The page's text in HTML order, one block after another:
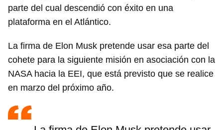
parte del cual descendió con éxito en una
plataforma en el Atlántico.
La firma de Elon Musk pretende usar esa parte del
cohete para la siguiente misión en asociación con la
NASA hacia la EEI, que está previsto que se realice
en marzo del próximo año.